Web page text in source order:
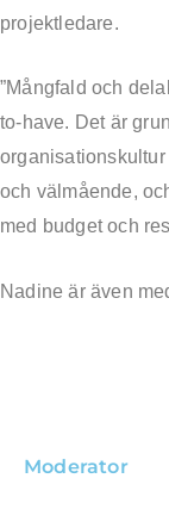
projektledare.
”Mångfald och
to-have. Det är
och välmående,
med budget och
Nadine är även
Moderator